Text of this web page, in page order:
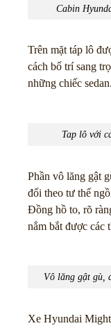
Cabin
Trên mặt táp lô
cách bố trí sang
những chiếc sedan.
Tap lô với
Phần vô lăng gật
đổi theo tư thế
Đồng hồ to, rõ
nắm bắt được các
Vô lăng gật gù,
Xe Hyundai